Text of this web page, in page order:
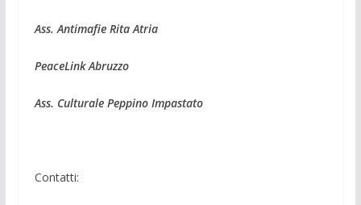
Ass. Antimafie Rita Atria
PeaceLink Abruzzo
Ass. Culturale Peppino Impastato
Contatti: